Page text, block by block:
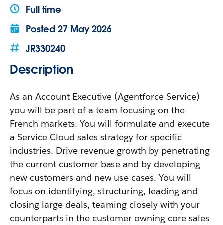
Full time
Posted27 May 2026
JR330240
Description
As an Account Executive (Agentforce Service)
you will be part of a team focusing on the
French markets. You will formulate and execute
a Service Cloud sales strategy for specific
industries. Drive revenue growth by penetrating
the current customer base and by developing
new customers and new use cases. You will
focus on identifying, structuring, leading and
closing large deals, teaming closely with your
counterparts in the customer owning core sales